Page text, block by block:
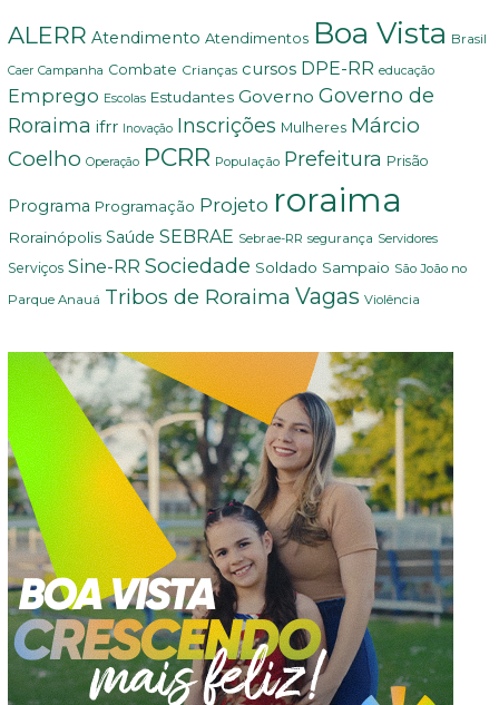
ALERR Atendimento Atendimentos Boa Vista Brasil
Caer Campanha Combate Crianças cursos DPE-RR educação
Emprego Escolas Estudantes Governo Governo de
Roraima ifrr Inovação Inscrições Mulheres Márcio
Coelho Operação PCRR População Prefeitura Prisão
Programa Programação Projeto roraima
Rorainópolis Saúde SEBRAE Sebrae-RR segurança Servidores
Serviços Sine-RR Sociedade Soldado Sampaio São João no
Parque Anauá Tribos de Roraima Vagas Violência